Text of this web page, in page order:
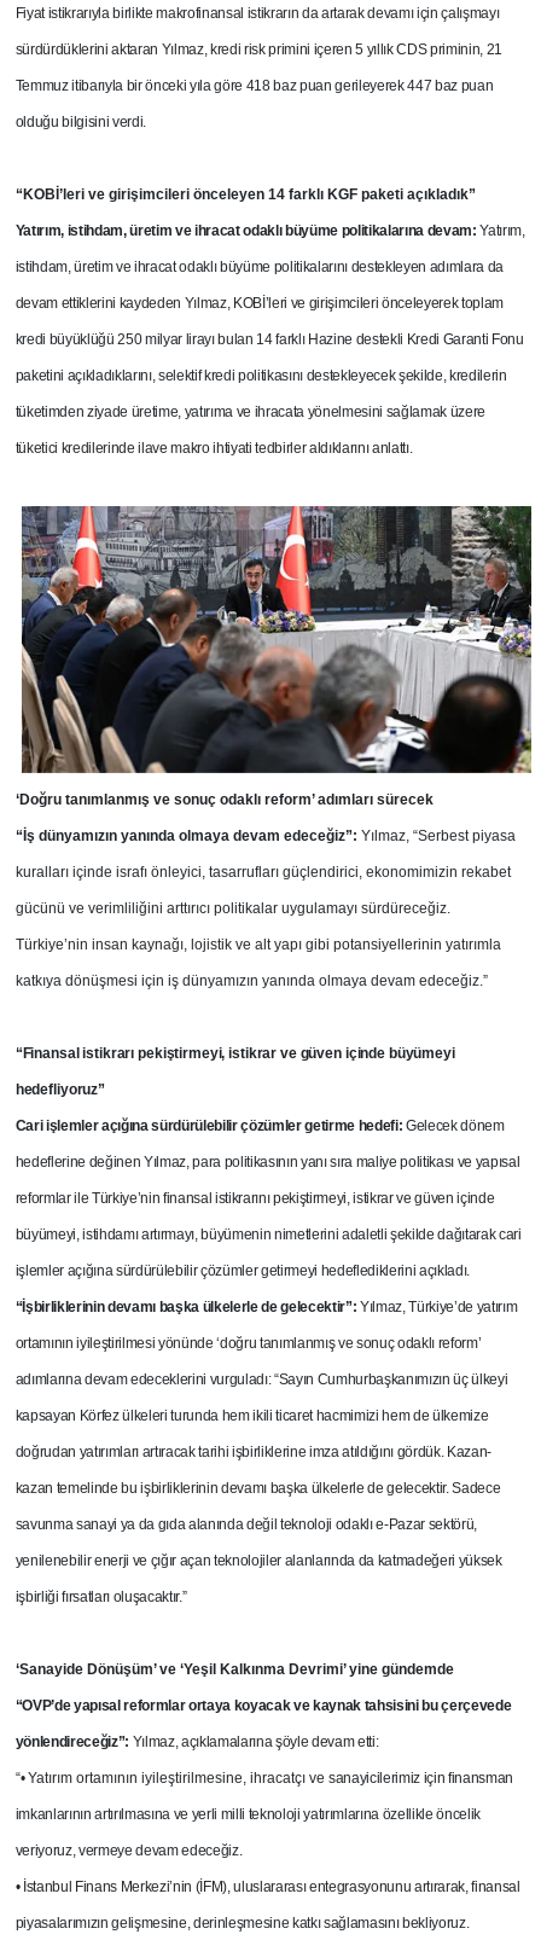
Fiyat istikrarıyla birlikte makrofinansal istikrarın da artarak devamı için çalışmayı
sürdürdüklerini aktaran Yılmaz, kredi risk primini içeren 5 yıllık CDS priminin, 21
Temmuz itibarıyla bir önceki yıla göre 418 baz puan gerileyerek 447 baz puan
olduğu bilgisini verdi.
“KOBİ’leri ve girişimcileri önceleyen 14 farklı KGF paketi açıkladık”
Yatırım, istihdam, üretim ve ihracat odaklı büyüme politikalarına devam:Yatırım,
istihdam, üretim ve ihracat odaklı büyüme politikalarını destekleyen adımlara da
devam ettiklerini kaydeden Yılmaz, KOBİ’leri ve girişimcileri önceleyerek toplam
kredi büyüklüğü 250 milyar lirayı bulan 14 farklı Hazine destekli Kredi Garanti Fonu
paketini açıkladıklarını, selektif kredi politikasını destekleyecek şekilde, kredilerin
tüketimden ziyade üretime, yatırıma ve ihracata yönelmesini sağlamak üzere
tüketici kredilerinde ilave makro ihtiyati tedbirler aldıklarını anlattı.
‘Doğru tanımlanmış ve sonuç odaklı reform’ adımları sürecek
“İş dünyamızın yanında olmaya devam edeceğiz”: Yılmaz, “Serbest piyasa
kuralları içinde israfı önleyici, tasarrufları güçlendirici, ekonomimizin rekabet
gücünü ve verimliliğini arttırıcı politikalar uygulamayı sürdüreceğiz.
Türkiye’nin insan kaynağı, lojistik ve alt yapı gibi potansiyellerinin yatırımla
katkıya dönüşmesi için iş dünyamızın yanında olmaya devam edeceğiz.”
“Finansal istikrarı pekiştirmeyi, istikrar ve güven içinde büyümeyi
hedefliyoruz”
Cari işlemler açığına sürdürülebilir çözümler getirme hedefi:Gelecek dönem
hedeflerine değinen Yılmaz, para politikasının yanı sıra maliye politikası ve yapısal
reformlar ile Türkiye’nin finansal istikrarını pekiştirmeyi, istikrar ve güven içinde
büyümeyi, istihdamı artırmayı, büyümenin nimetlerini adaletli şekilde dağıtarak cari
işlemler açığına sürdürülebilir çözümler getirmeyi hedeflediklerini açıkladı.
“İşbirliklerinin devamı başka ülkelerle de gelecektir”:Yılmaz, Türkiye’de yatırım
ortamının iyileştirilmesi yönünde ‘doğru tanımlanmış ve sonuç odaklı reform’
adımlarına devam edeceklerini vurguladı: “Sayın Cumhurbaşkanımızın üç ülkeyi
kapsayan Körfez ülkeleri turunda hem ikili ticaret hacmimizi hem de ülkemize
doğrudan yatırımları artıracak tarihi işbirliklerine imza atıldığını gördük. Kazan-
kazan temelinde bu işbirliklerinin devamı başka ülkelerle de gelecektir. Sadece
savunma sanayi ya da gıda alanında değil teknoloji odaklı e-Pazar sektörü,
yenilenebilir enerji ve çığır açan teknolojiler alanlarında da katmadeğeri yüksek
işbirliği fırsatları oluşacaktır.”
‘Sanayide Dönüşüm’ ve ‘Yeşil Kalkınma Devrimi’ yine gündemde
“OVP’de yapısal reformlar ortaya koyacak ve kaynak tahsisini bu çerçevede
yönlendireceğiz”: Yılmaz, açıklamalarına şöyle devam etti:
“•Yatırım ortamının iyileştirilmesine, ihracatçı vesanayicilerimiz için finansman
imkanlarının artırılmasına ve yerli milli teknoloji yatırımlarına özellikle öncelik
veriyoruz, vermeye devam edeceğiz.
• İstanbul Finans Merkezi’nin (İFM), uluslararası entegrasyonunu artırarak, finansal
piyasalarımızın gelişmesine, derinleşmesine katkı sağlamasını bekliyoruz.